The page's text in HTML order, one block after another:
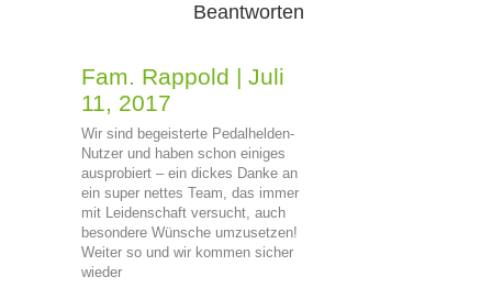
Beantworten
Fam. Rappold | Juli
11, 2017
Wir sind begeisterte Pedalhelden-
Nutzer und haben schon einiges
ausprobiert – ein dickes Danke an
ein super nettes Team, das immer
mit Leidenschaft versucht, auch
besondere Wünsche umzusetzen!
Weiter so und wir kommen sicher
wieder